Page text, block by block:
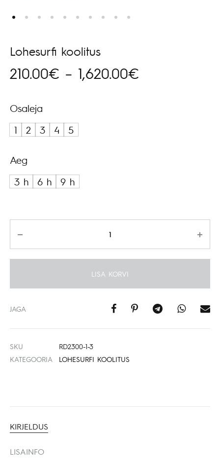
Lohesurfi koolitus
210.00€ – 1,620.00€
Osaleja
1
2 3 4 5
Aeg
3 h
6 h 9 h
LISA KORVI
JAGA
SKU
RD2300-1-3
KATEGOORIA
LOHESURFI KOOLITUS
KIRJELDUS
LISAINFO